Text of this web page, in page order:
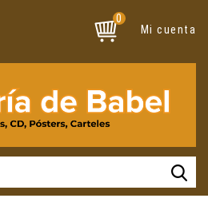
Mi cuenta
0